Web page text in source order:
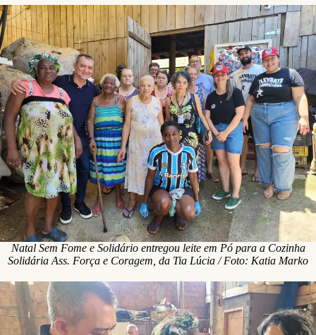
Natal Sem Fome e Solidário entregou leite em Pó para a Cozinha
Solidária Ass. Força e Coragem, da Tia Lúcia / Foto: Katia Marko